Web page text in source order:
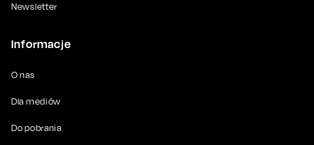
Newsletter
Informacje
O nas
Dla mediów
Do pobrania